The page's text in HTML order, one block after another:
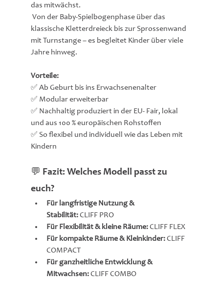
das mitwächst.
klassische Kletterdreieck bis zur Sprossenwand
mit Turnstange – es begleitet Kinder über viele
Jahre hinweg.
Vorteile:
✅ Ab Geburt bis ins Erwachsenenalter
✅ Modular erweiterbar
✅ Nachhaltig produziert in der EU- Fair, lokal
und aus 100 % europäischen Rohstoffen
✅ So flexibel und individuell wie das Leben mit
Kindern
💬 Fazit: Welches Modell passt zu
euch?
Für langfristige Nutzung &
Stabilität: CLIFF PRO
Für Flexibilität & kleine Räume: CLIFF FLEX
Für kompakte Räume & Kleinkinder: CLIFF
COMPACT
Für ganzheitliche Entwicklung &
Mitwachsen: CLIFF COMBO